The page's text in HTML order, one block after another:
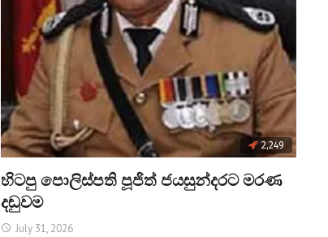
2,249
හිටපු පොලිස්පති පූජිත් ජයසුන්දරට මරණ
දඬුවම
July 31, 2026